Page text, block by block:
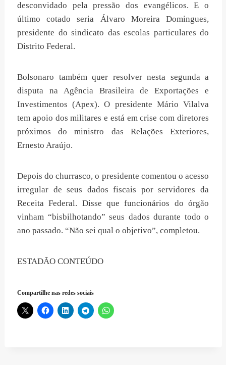
desconvidado pela pressão dos evangélicos. E o
último cotado seria Álvaro Moreira Domingues,
presidente do sindicato das escolas particulares do
Distrito Federal.
Bolsonaro também quer resolver nesta segunda a
disputa na Agência Brasileira de Exportações e
Investimentos (Apex). O presidente Mário Vilalva
tem apoio dos militares e está em crise com diretores
próximos do ministro das Relações Exteriores,
Ernesto Araújo.
Depois do churrasco, o presidente comentou o acesso
irregular de seus dados fiscais por servidores da
Receita Federal. Disse que funcionários do órgão
vinham “bisbilhotando” seus dados durante todo o
ano passado. “Não sei qual o objetivo”, completou.
ESTADÃO CONTEÚDO
Compartilhe nas redes sociais